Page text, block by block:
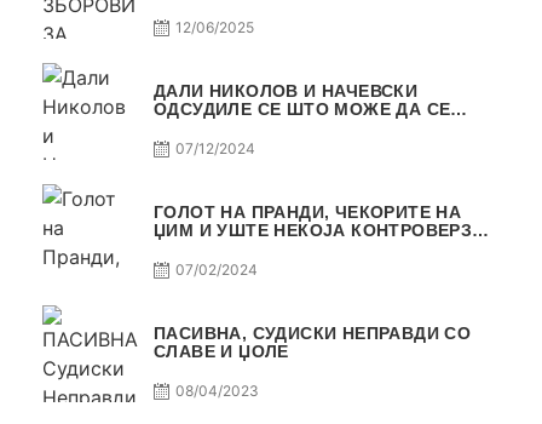
12/06/2025
ДАЛИ НИКОЛОВ И НАЧЕВСКИ
ОДСУДИЛЕ СЕ ШТО МОЖЕ ДА СЕ
07/12/2024
ГОЛОТ НА ПРАНДИ, ЧЕКОРИТЕ НА
ЏИМ И УШТЕ НЕКОЈА КОНТРОВЕРЗА !
07/02/2024
ПАСИВНА, СУДИСКИ НЕПРАВДИ СО
СЛАВЕ И ЏОЛЕ
08/04/2023